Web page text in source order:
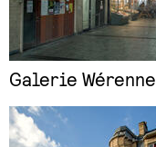
Galerie Wérenne